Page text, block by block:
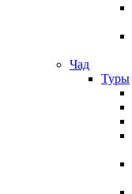
Чад
Туры